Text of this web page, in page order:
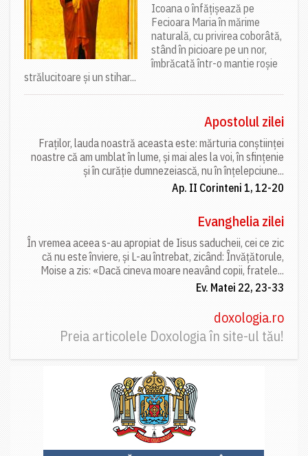
Icoana o înfățișează pe
Fecioara Maria în mărime
naturală, cu privirea coborâtă,
stând în picioare pe un nor,
îmbrăcată într-o mantie roșie
strălucitoare și un stihar...
Apostolul zilei
Fraților, lauda noastră aceasta este: mărturia conștiinței
noastre că am umblat în lume, și mai ales la voi, în sfințenie
și în curăție dumnezeiască, nu în înțelepciune...
Ap. II Corinteni 1, 12-20
Evanghelia zilei
În vremea aceea s-au apropiat de Iisus saducheii, cei ce zic
că nu este înviere, și L-au întrebat, zicând: Învățătorule,
Moise a zis: «Dacă cineva moare neavând copii, fratele...
Ev. Matei 22, 23-33
doxologia.ro
Preia articolele Doxologia în site-ul tău!